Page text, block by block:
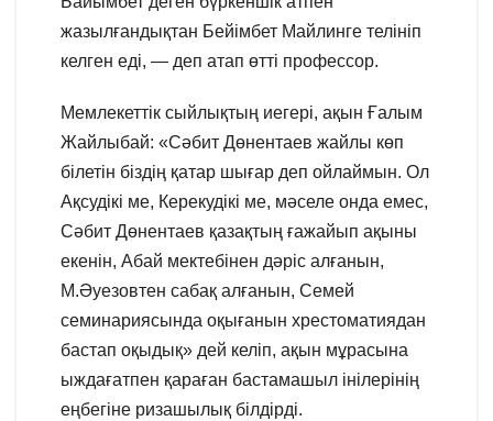
жазылғандықтан Бейімбет Майлинге телініп
келген еді, — деп атап өтті профессор.
Мемлекеттік сыйлықтың иегері, ақын Ғалым
Жайлыбай: «Сәбит Дөнентаев жайлы көп
білетін біздің қатар шығар деп ойлаймын. Ол
Ақсудікі ме, Керекудікі ме, мәселе онда емес,
Сәбит Дөнентаев қазақтың ғажайып ақыны
екенін, Абай мектебінен дәріс алғанын,
М.Әуезовтен сабақ алғанын, Семей
семинариясында оқығанын хрестоматиядан
бастап оқыдық» дей келіп, ақын мұрасына
ыждағатпен қараған бастамашыл інілерінің
еңбегіне ризашылық білдірді.